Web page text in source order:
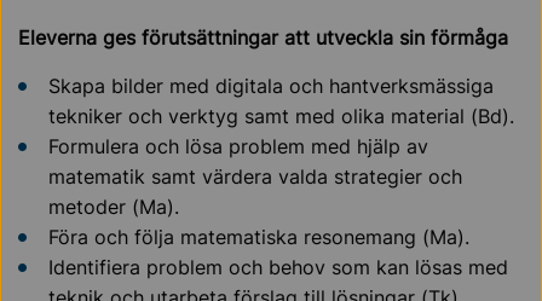
Eleverna ges förutsättningar att utveckla sin förmåga
Skapa bilder med digitala och hantverksmässiga
tekniker och verktyg samt med olika material (Bd).
Formulera och lösa problem med hjälp av
matematik samt värdera valda strategier och
metoder (Ma).
Föra och följa matematiska resonemang (Ma).
Identifiera problem och behov som kan lösas med